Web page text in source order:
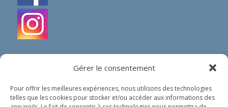
Gérer le consentement
Pour offrir les meilleures expériences, nous utilisons des technologies
telles que les cookies pour stocker et/ou accéder aux informations des
IN SHORT